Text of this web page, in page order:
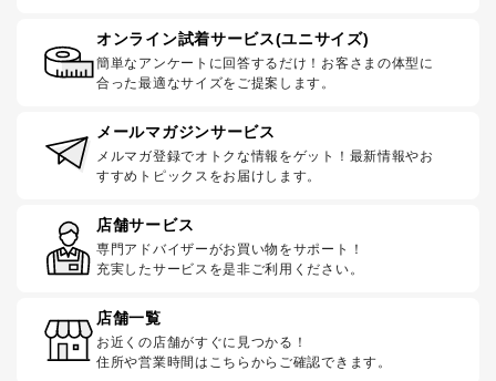
オンライン試着サービス(ユニサイズ)
簡単なアンケートに回答するだけ！お客さまの体型に
合った最適なサイズをご提案します。
メールマガジンサービス
メルマガ登録でオトクな情報をゲット！最新情報やお
すすめトピックスをお届けします。
店舗サービス
専門アドバイザーがお買い物をサポート！
充実したサービスを是非ご利用ください。
店舗一覧
お近くの店舗がすぐに見つかる！
住所や営業時間はこちらからご確認できます。